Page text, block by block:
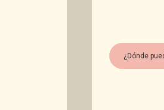
¿Dónde